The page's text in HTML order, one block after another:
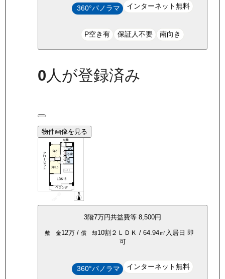
360°パノラマ インターネット無料
P空き有 保証人不要 南向き
0 人が登録済み
物件画像を見る
3階7万円共益費等8,500円
敷 金12万 /償 却10割 ２ＬＤＫ /64.94㎡ 入居日 即
可
360°パノラマ インターネット無料